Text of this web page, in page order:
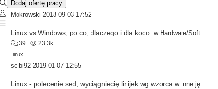
kernel
linux c
Mokrowski 2018-09-03 17:52
Linux vs Windows, po co, dlaczego i dla kogo. w Hardware/Software
39
23.3k
linux
scibi92 2019-01-07 12:55
Linux - polecenie sed, wyciągniecię linijek wg wzorca w Inne języki programowania